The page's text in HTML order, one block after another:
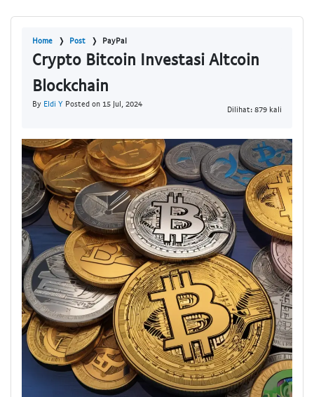
Home Post PayPal
Crypto Bitcoin Investasi Altcoin
Blockchain
By Eldi Y Posted on 15 Jul, 2024
Dilihat: 879 kali